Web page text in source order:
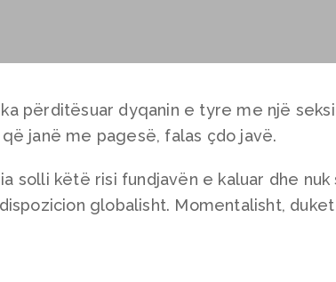
përditësuar dyqanin e tyre me një
janë me pagesë, falas çdo javë.
solli këtë risi fundjavën e kaluar dhe
globalisht. Momentalisht,